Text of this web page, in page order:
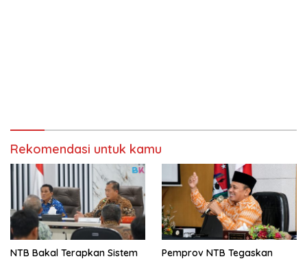
Rekomendasi untuk kamu
NTB Bakal Terapkan Sistem
Pemprov NTB Tegaskan